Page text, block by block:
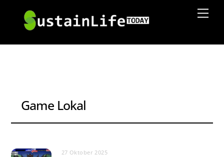
content
Game Lokal
27 Oktober 2025